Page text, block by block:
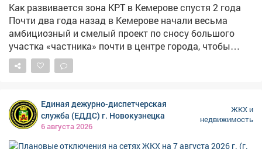
Как развивается зона КРТ в Кемерове спустя 2 года
Почти два года назад в Кемерове начали весьма
амбициозный и смелый проект по сносу большого
участка «частника» почти в центре города, чтобы
проложить там инфраструктуру для будущих
многоэтажных микрорайонов. Скоро будет сдан
на всех участках. kuzbass.aif.ru выяснял подробности.
Сокращение в три раза Всего в Кемерове под проекты
КРТ первого этапа отведены 11 микрорайонов общей
Единая дежурно-диспетчерская
служба (ЕДДС) г. Новокузнецка
6 августа 2026
ЖКХ и
недвижимость